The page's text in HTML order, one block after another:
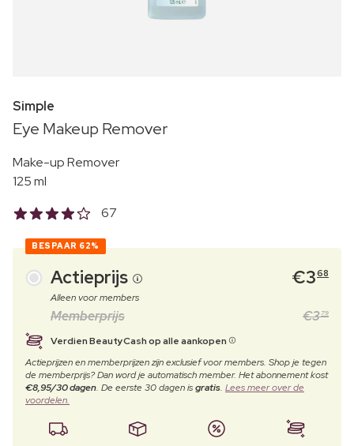
Simple
Eye Makeup Remover
Make-up Remover
125 ml
67
BESPAAR 62%
Actieprijs €368
Alleen voor members
Memberprijs €3 79
Verdien BeautyCash op alle aankopen
Actieprijzen en memberprijzen zijn exclusief voor members. Shop je tegen
de memberprijs? Dan word je automatisch member. Het abonnement kost
€8,95/30 dagen. De eerste 30 dagen isgratis. Lees meer over de
voordelen.